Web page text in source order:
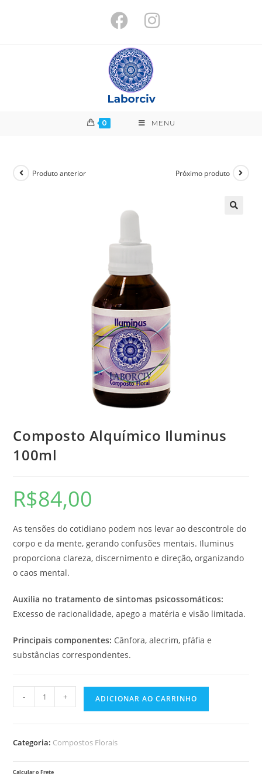
0 MENU
Produto anterior Próximo produto
Composto Alquímico Iluminus
100ml
R$84,00
As tensões do cotidiano podem nos levar ao descontrole do
corpo e da mente, gerando confusões mentais. Iluminus
proporciona clareza, discernimento e direção, organizando
o caos mental.
Auxilia no tratamento de sintomas psicossomáticos:
Excesso de racionalidade, apego a matéria e visão limitada.
Principais componentes: Cânfora, alecrim, pfáfia e
substâncias correspondentes.
- + ADICIONAR AO CARRINHO
Categoria: Compostos Florais
Calcular o Frete